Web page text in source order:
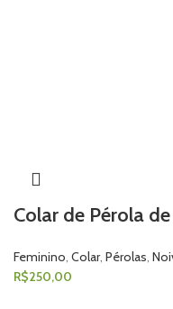
Colar de Pérola
Feminino Colar, Pérolas
R$250,00